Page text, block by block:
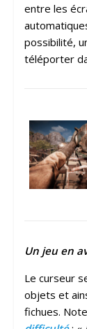
entre les
possibilité,
téléporter
Un jeu en
Le curseur
objets et
fichues.